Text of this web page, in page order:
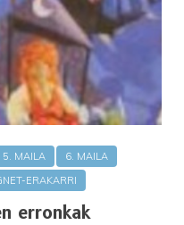
5. MAILA
6. MAILA
ERAKARRI
erronkak